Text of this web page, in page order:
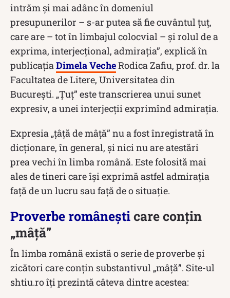
intrăm şi mai adânc în domeniul
presupunerilor – s-ar putea să fie cuvântul ţuţ,
care are – tot în limbajul colocvial – şi rolul de a
exprima, interjecţional, admiraţia”, explică în
publicația Dimela VecheRodica Zafiu, prof. dr. la
Facultatea de Litere, Universitatea din
București. „Țuț” este transcrierea unui sunet
expresiv, a unei interjecţii exprimînd admiraţia.
Expresia „țâță de mâță” nu a fost înregistrată în
dicționare, în general, și nici nu are atestări
prea vechi în limba română. Este folosită mai
ales de tineri care își exprimă astfel admirația
față de un lucru sau față de o situație.
Proverbe româneșticare conțin
„mâță”
În limba română există o serie de proverbe și
zicători care conțin substantivul „mâță”. Site-ul
shtiu.ro îți prezintă câteva dintre acestea: